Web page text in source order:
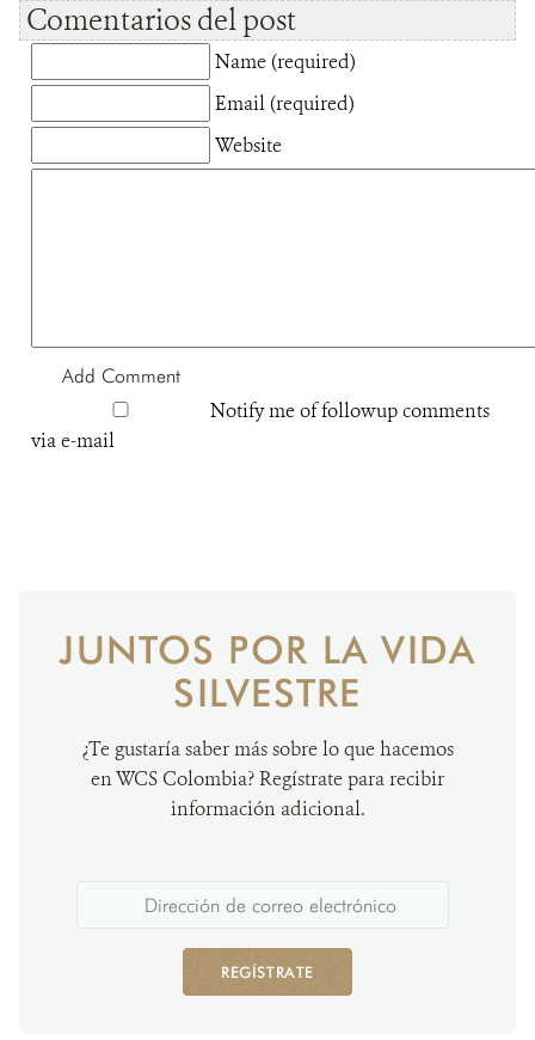
Comentarios del post
Name (required)
Email (required)
Website
Notify me of followup comments
via e-mail
JUNTOS POR LA VIDA
SILVESTRE
¿Te gustaría saber más sobre lo que hacemos
en WCS Colombia? Regístrate para recibir
información adicional.
REGÍSTRATE